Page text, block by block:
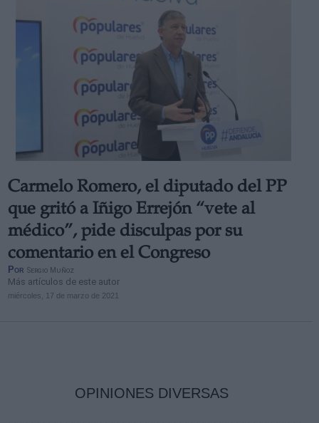
Carmelo Romero, el diputado del PP
que gritó a Iñigo Errejón “vete al
médico”, pide disculpas por su
comentario en el Congreso
Por Sergio Muñoz
Más artículos de este autor
miércoles, 17 de marzo de 2021
OPINIONES DIVERSAS